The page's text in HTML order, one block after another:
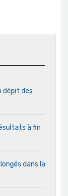
dépit des
à fin
dans la